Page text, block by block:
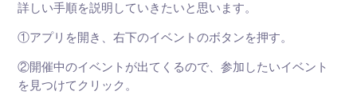
詳しい手順を説明していきたいと思います。
①アプリを開き、右下のイベントのボタンを押す。
②開催中のイベントが出てくるので、参加したいイベント
を見つけてクリック。